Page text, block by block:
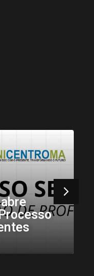
Lar de